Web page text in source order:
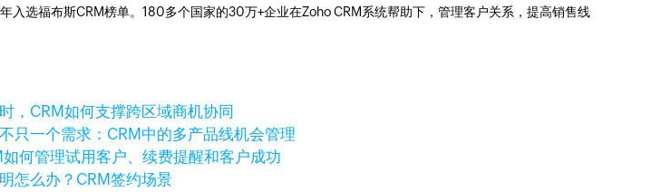
选福布斯CRM榜单。180多个国家的30万+企业在Zoho CRM系统帮助下，管理客户关系，提高销售线
，CRM如何支撑跨区域商机协同
只一个需求：CRM中的多产品线机会管理
如何管理试用客户、续费提醒和客户成功
怎么办？CRM签约场景